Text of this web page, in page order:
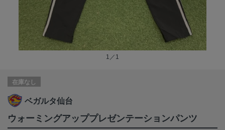
1／1
在庫なし
ベガルタ仙台
ウォーミングアッププレゼンテーションパンツ